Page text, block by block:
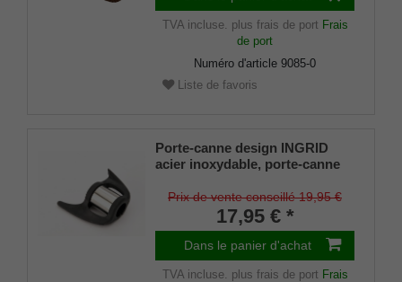
TVA incluse. plus frais de port Frais
de port
Numéro d'article 9085-0
Liste de favoris
Porte-canne design INGRID
acier inoxydable, porte-canne
22mm), caoutchouc souple
Prix de vente conseillé 19,95 €
17,95 € *
Dans le panier d'achat
TVA incluse. plus frais de port Frais